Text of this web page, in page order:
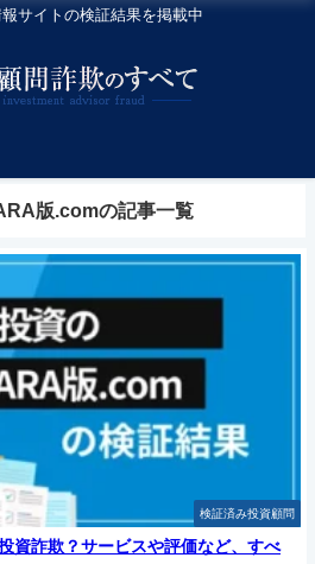
サイトの検証結果を掲載中
版.comの記事一覧
検証済み投資顧問
資詐欺？サービスや評価など、すべ